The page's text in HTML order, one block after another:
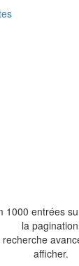
1000 entrées
la
afficher.